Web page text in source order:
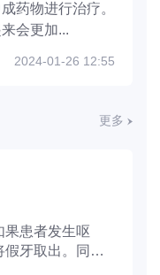
药物进行治疗。
会更加...
2024-01-26 12:55
更多
果患者发生呕
牙取出。同